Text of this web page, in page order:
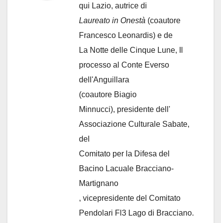
qui Lazio, autrice di
Laureato in Onestà (coautore
Francesco Leonardis) e de
La Notte delle Cinque Lune, Il
processo al Conte Everso
dell'Anguillara
(coautore Biagio
Minnucci), presidente dell'
Associazione Culturale Sabate,
del
Comitato per la Difesa del
Bacino Lacuale Bracciano-
Martignano
, vicepresidente del Comitato
Pendolari Fl3 Lago di Bracciano.